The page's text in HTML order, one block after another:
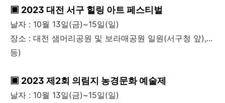
▣ 2023 대전 서구 힐링 아트 페스티벌
날자 : 10월 13일(금)~15일(일)
장소 : 대전 샘머리공원 및 보라매공원 일원(서구청 앞),...
등)
▣ 2023 제2회 의림지 농경문화 예술제
날자 : 10월 13일(금)~15일(일)